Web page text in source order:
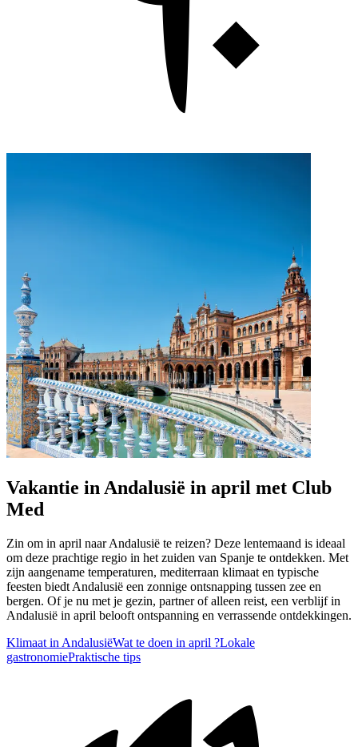
Vakantie in Andalusië in april met Club
Med
Zin om in april naar Andalusië te reizen? Deze lentemaand is ideaal
om deze prachtige regio in het zuiden van Spanje te ontdekken. Met
zijn aangename temperaturen, mediterraan klimaat en typische
feesten biedt Andalusië een zonnige ontsnapping tussen zee en
bergen. Of je nu met je gezin, partner of alleen reist, een verblijf in
Andalusië in april belooft ontspanning en verrassende ontdekkingen.
Klimaat in AndalusiëWat te doen in april ?Lokale
gastronomiePraktische tips